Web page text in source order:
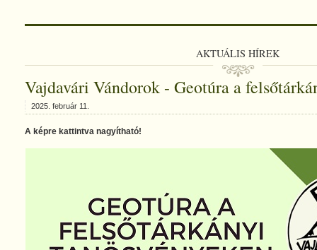
AKTUÁLIS HÍREK
Vajdavári Vándorok - Geotúra a
2025. február 11.
A képre kattintva nagyítható!